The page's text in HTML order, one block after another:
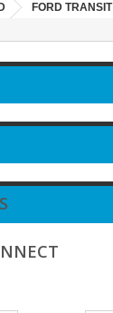
FORD TRANSIT